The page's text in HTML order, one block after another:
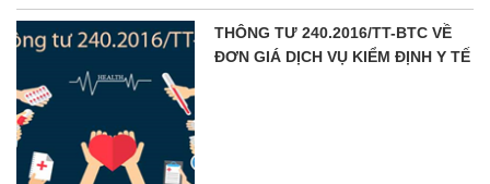
THÔNG TƯ 240.2016/TT-BTC VỀ
ĐƠN GIÁ DỊCH VỤ KIỂM ĐỊNH Y TẾ